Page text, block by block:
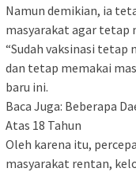
Namun demikian, ia
masyarakat agar
“Sudah vaksinasi tetap
dan tetap memakai
baru ini.
Baca Juga: Beberapa
Atas 18 Tahun
Oleh karena itu,
masyarakat rentan,